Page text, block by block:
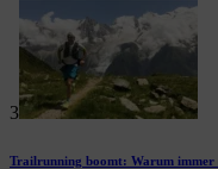
3
Trailrunning boomt: Warum immer